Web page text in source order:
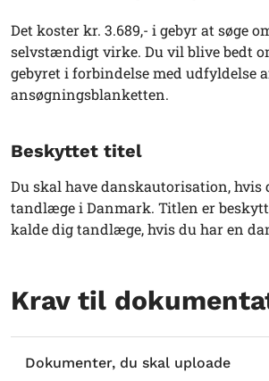
Det koster kr. 3.689,- i gebyr at søge
selvstændigt virke. Du vil blive bedt
gebyret i forbindelse med udfyldelse
ansøgningsblanketten.
Beskyttet titel
Du skal have danskautorisation, hvis
tandlæge i Danmark. Titlen er
kalde dig tandlæge, hvis du har en
Krav til
Dokumenter, du skal uploade